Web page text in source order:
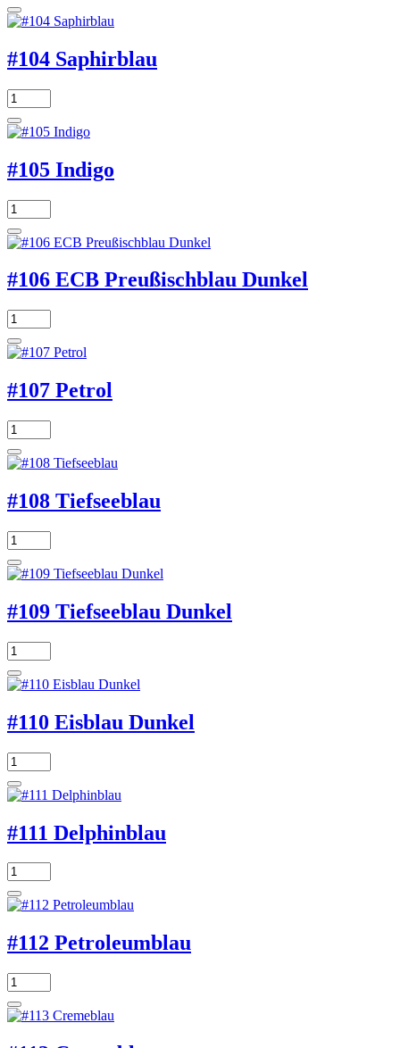
#104 Saphirblau
#105 Indigo
#106 ECB Preußischblau Dunkel
#107 Petrol
#108 Tiefseeblau
#109 Tiefseeblau Dunkel
#110 Eisblau Dunkel
#111 Delphinblau
#112 Petroleumblau